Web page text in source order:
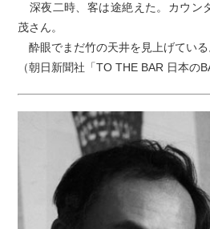
深夜二時、客は途絶えた。カウン
茂さん。
酔眼でまだ竹の天井を見上げている
（朝日新聞社「TO THE BAR 日本の